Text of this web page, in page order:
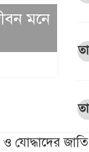
মনে
...